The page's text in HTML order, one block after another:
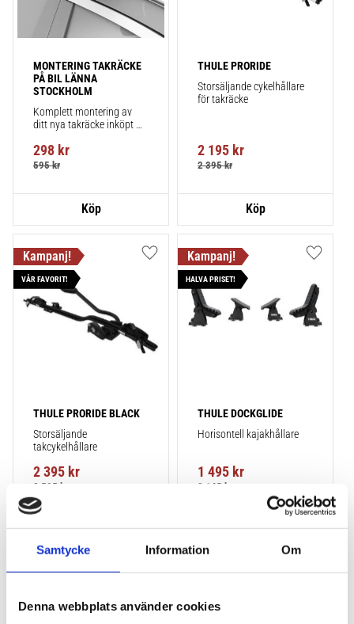
Samtycke Information Om
Denna webbplats använder cookies
MONTERING TAKRÄCKE
PÅ BIL LÄNNA
STOCKHOLM
Komplett montering av
ditt nya takräcke inköpt
montering på din bil.
298 kr
595kr
THULE PRORIDE
Storsäljande cykelhållare
för takräcke
2 195 kr
2 395kr
THULE PRORIDE BLACK
Storsäljande
takcykelhållare
2 395 kr
2 595 kr
VÅR FAVORIT!
Lägg till i favoriter
THULE DOCKGLIDE
Horisontell kajakhållare
1 495 kr
3 145 kr
HALVA PRISET!
Lägg
POPULÄRAST!